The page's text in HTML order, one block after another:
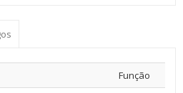
Função